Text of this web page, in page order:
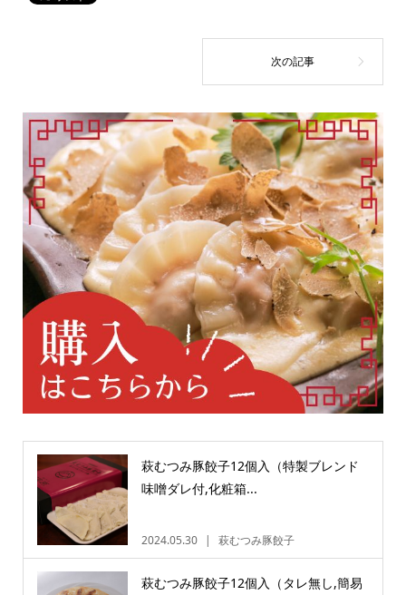
萩むつみ豚餃子12個入（特製ブレンド
味噌ダレ付,化粧箱...
2024.05.30 萩むつみ豚餃子
萩むつみ豚餃子12個入（タレ無し,簡易